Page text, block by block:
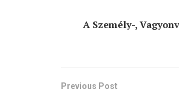
A Személy-,
Previous Post